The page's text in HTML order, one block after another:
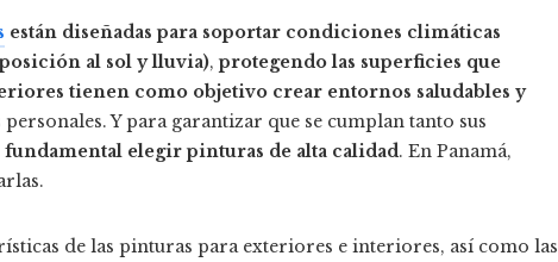
están diseñadas para soportar condiciones climáticas
al sol y lluvia),protegendo las superficies que
tienen como objetivo crear entornos saludables y
Y para garantizar que se cumplan tanto sus
fundamental elegir pinturas de alta calidad. En Panamá,
de las pinturas para exteriores e interiores, así como las